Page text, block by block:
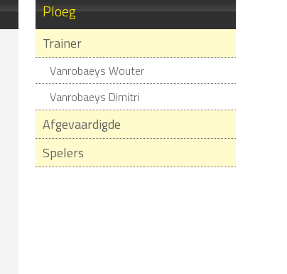
Ploeg
Trainer
Vanrobaeys Wouter
Vanrobaeys Dimitri
Afgevaardigde
Spelers